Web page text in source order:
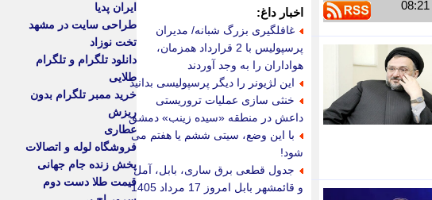
اخبار داغ:
غافلگیری بزرگ شبانه/ مدیران
پرسپولیس با 2 قرارداد همزمان،
هواداران را به وجد آوردند
این لژیونر را دیگر پرسپولیسی بدانید
خنثی سازی عملیات تروریستی
داعش در منطقه «سیده زینب» دمشق
با این وضع، سیتی ششم یا هفتم می
شود!
جدول قطعی برق ساری، بابل، آمل
و قائمشهر بابل امروز 17 مرداد 1405
ایران پدیا
طراحی سایت در مشهد
تخت نوزاد
دانلود تلگرام و تلگرام
طلایی
خرید ممبر تلگرام بدون
ریزش
عطاری
فروشگاه لوله و اتصالات
پخش زنده جام جهانی
قیمت طلا دست دوم